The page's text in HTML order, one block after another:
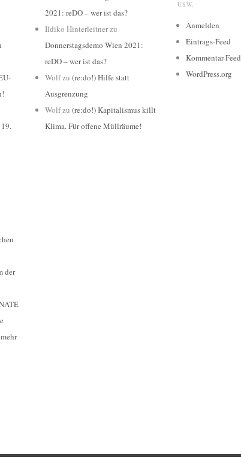
der
2021: reDO – wer ist das?
Ildiko Hinterleitnerzu
Donnerstagsdemo Wien 2021:
reDO – wer ist das?
Wolfzu (re:do!) Hilfe statt
Ausgrenzung
Wolfzu (re:do!) Kapitalismus killt
Klima. Für offene Müllräume!
USW.
Anmelden
Eintrags-Feed
Kommentar-Feed
WordPress.org